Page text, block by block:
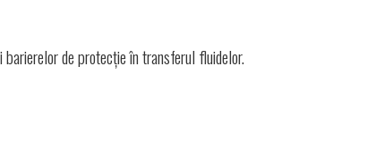
de protecție în transferul fluidelor.